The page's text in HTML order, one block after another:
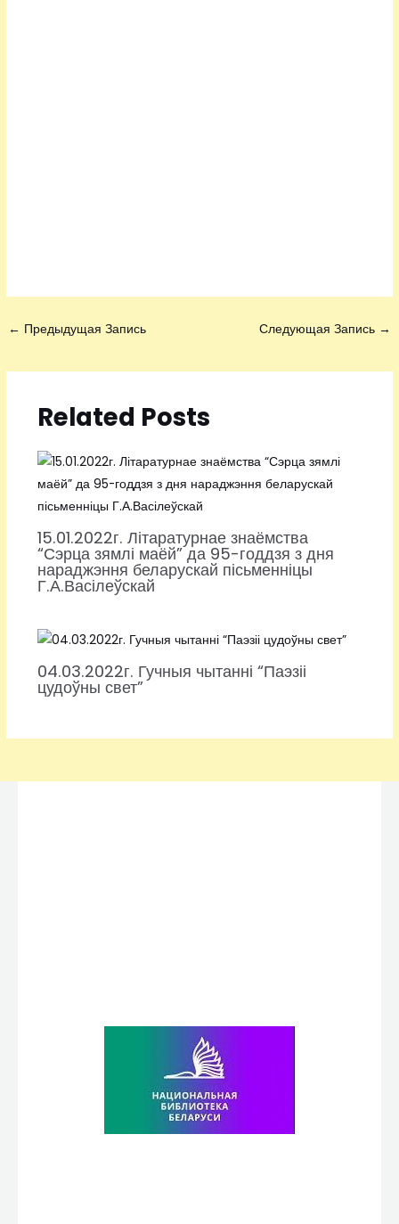
← Предыдущая Запись Следующая Запись →
Related Posts
15.01.2022г. Літаратурнае знаёмства
“Сэрца зямлі маёй” да 95-годдзя з дня
нараджэння беларускай пісьменніцы
Г.А.Васілеўскай
04.03.2022г. Гучныя чытанні “Паэзіі
цудоўны свет”